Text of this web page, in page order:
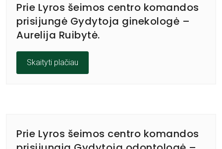
Prie Lyros šeimos centro komandos
prisijungė Gydytoja ginekologė –
Aurelija Ruibytė.
Skaityti plačiau
Prie Lyros šeimos centro komandos